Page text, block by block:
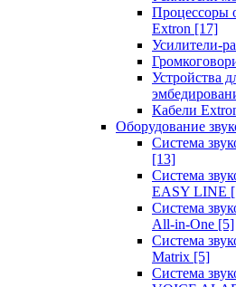
Процессоры
Extron [17]
Усилители-
Устройства
Кабели
Оборудование
Система
[13]
Система
EASY LINE
Система
All-in-One [5]
Система
Matrix [5]
Система